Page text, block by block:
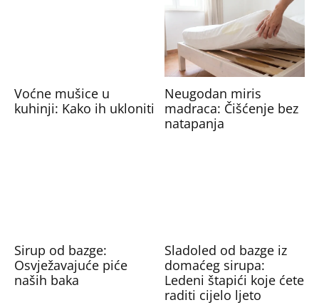
Voćne mušice u
kuhinji: Kako ih ukloniti
Neugodan miris
madraca: Čišćenje bez
natapanja
Sirup od bazge:
Osvježavajuće piće
naših baka
Sladoled od bazge iz
domaćeg sirupa:
Ledeni štapići koje ćete
raditi cijelo ljeto